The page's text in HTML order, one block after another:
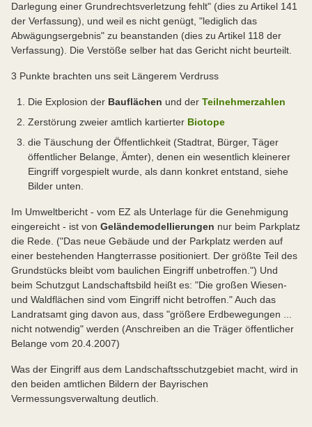
Darlegung einer Grundrechtsverletzung fehlt" (dies zu Artikel 141
der Verfassung), und weil es nicht genügt, "lediglich das
Abwägungsergebnis" zu beanstanden (dies zu Artikel 118 der
Verfassung). Die Verstöße selber hat das Gericht nicht beurteilt.
3 Punkte brachten uns seit Längerem Verdruss
Die Explosion der Bauflächen und der Teilnehmerzahlen
Zerstörung zweier amtlich kartierter Biotope
die Täuschung der Öffentlichkeit (Stadtrat, Bürger, Täger
öffentlicher Belange, Ämter), denen ein wesentlich kleinerer
Eingriff vorgespielt wurde, als dann konkret entstand, siehe
Bilder unten.
Im Umweltbericht - vom EZ als Unterlage für die Genehmigung
eingereicht - ist von Geländemodellierungen nur beim Parkplatz
die Rede. ("Das neue Gebäude und der Parkplatz werden auf
einer bestehenden Hangterrasse positioniert. Der größte Teil des
Grundstücks bleibt vom baulichen Eingriff unbetroffen.") Und
beim Schutzgut Landschaftsbild heißt es: "Die großen Wiesen-
und Waldflächen sind vom Eingriff nicht betroffen." Auch das
Landratsamt ging davon aus, dass "größere Erdbewegungen ...
nicht notwendig" werden (Anschreiben an die Träger öffentlicher
Belange vom 20.4.2007)
Was der Eingriff aus dem Landschaftsschutzgebiet macht, wird in
den beiden amtlichen Bildern der Bayrischen
Vermessungsverwaltung deutlich.